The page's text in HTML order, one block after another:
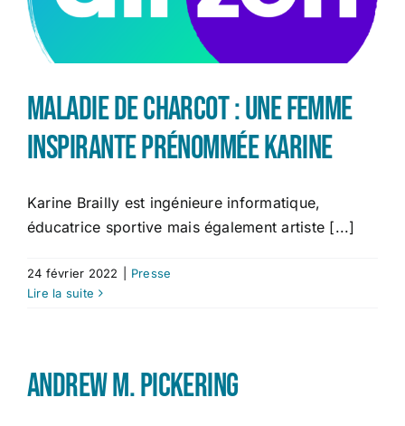
Maladie de Charcot : une femme
inspirante prénommée Karine
Karine Brailly est ingénieure informatique,
éducatrice sportive mais également artiste [...]
24 février 2022
Presse
Lire la suite
Andrew M. Pickering